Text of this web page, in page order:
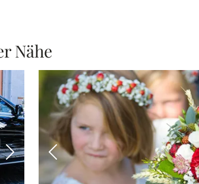
Nähe
Nächstes BildVorheriges Bild